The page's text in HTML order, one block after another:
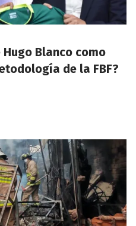
Blanco como
de la FBF?